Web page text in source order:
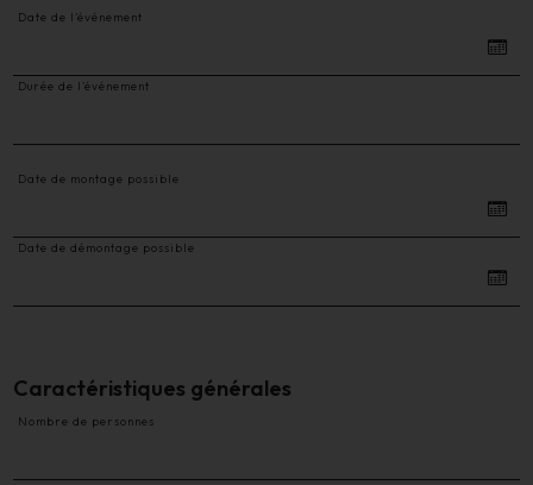
Date de l’événement
Durée de l’événement
Date de montage possible
Date de démontage possible
Caractéristiques générales
Nombre de personnes